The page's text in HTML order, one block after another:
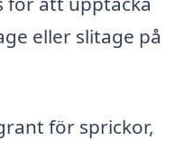
eller slitage på
för sprickor,